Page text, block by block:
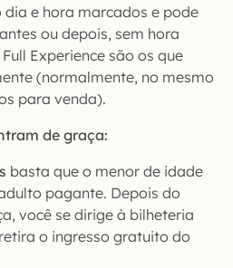
dia e hora marcados e pode
ou depois, sem hora
Experience são os que
(normalmente, no mesmo
para venda).
de graça:
basta que o menor de idade
pagante. Depois do
você se dirige à bilheteria
o ingresso gratuito do